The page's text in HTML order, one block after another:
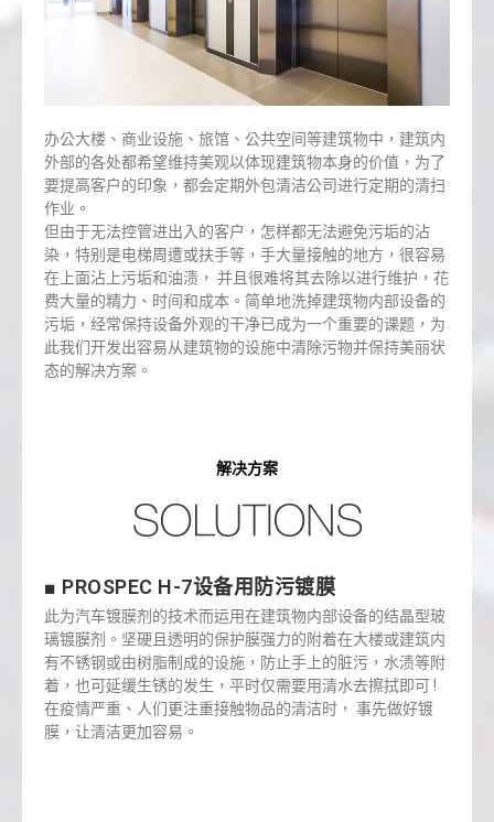
办公大楼、商业设施、旅馆、公共空间等建筑物中，建筑内
外部的各处都希望维持美观以体现建筑物本身的价值，为了
要提高客户的印象，都会定期外包清洁公司进行定期的清扫
作业。
但由于无法控管进出入的客户，怎样都无法避免污垢的沾
染，特别是电梯周遭或扶手等，手大量接触的地方，很容易
在上面沾上污垢和油渍， 并且很难将其去除以进行维护，花
费大量的精力、时间和成本。简单地洗掉建筑物内部设备的
污垢，经常保持设备外观的干净已成为一个重要的课题，为
此我们开发出容易从建筑物的设施中清除污物并保持美丽状
态的解决方案。
解决方案
■ PROSPEC H-7设备用防污镀膜
此为汽车镀膜剂的技术而运用在建筑物内部设备的结晶型玻
璃镀膜剂。坚硬且透明的保护膜强力的附着在大楼或建筑内
有不锈钢或由树脂制成的设施，防止手上的脏污，水渍等附
着，也可延缓生锈的发生，平时仅需要用清水去擦拭即可 !
在疫情严重、人们更注重接触物品的清洁时， 事先做好镀
膜，让清洁更加容易。